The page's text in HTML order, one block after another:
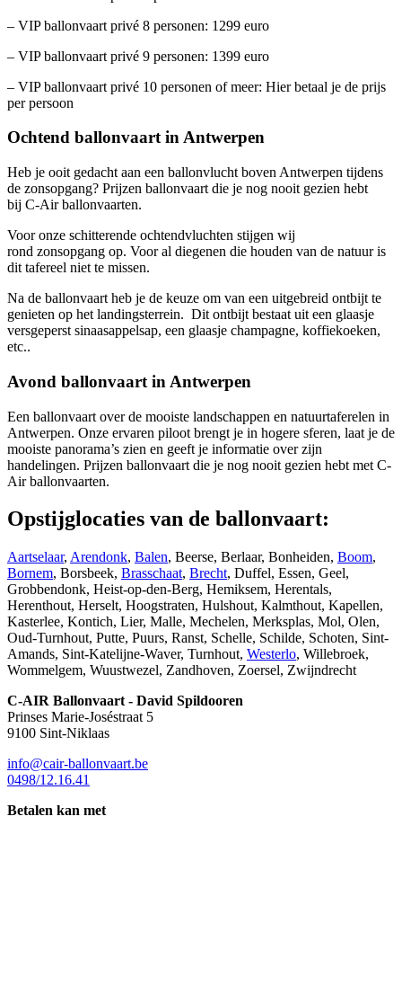
– VIP ballonvaart privé 8 personen: 1299 euro
– VIP ballonvaart privé 9 personen: 1399 euro
– VIP ballonvaart privé 10 personen of meer: Hier betaal je de prijs
per persoon
Ochtend ballonvaart in Antwerpen
Heb je ooit gedacht aan een ballonvlucht boven Antwerpen tijdens
de zonsopgang? Prijzen ballonvaart die je nog nooit gezien hebt
bij C-Air ballonvaarten.
Voor onze schitterende ochtendvluchten stijgen wij
rond zonsopgang op. Voor al diegenen die houden van de natuur is
dit tafereel niet te missen.
Na de ballonvaart heb je de keuze om van een uitgebreid ontbijt te
genieten op het landingsterrein. Dit ontbijt bestaat uit een glaasje
versgeperst sinaasappelsap, een glaasje champagne, koffiekoeken,
etc..
Avond ballonvaart in Antwerpen
Een ballonvaart over de mooiste landschappen en natuurtaferelen in
Antwerpen. Onze ervaren piloot brengt je in hogere sferen, laat je de
mooiste panorama’s zien en geeft je informatie over zijn
handelingen. Prijzen ballonvaart die je nog nooit gezien hebt met C-
Air ballonvaarten.
Opstijglocaties van de ballonvaart:
Aartselaar, Arendonk, Balen, Beerse, Berlaar, Bonheiden, Boom,
Bornem, Borsbeek, Brasschaat, Brecht, Duffel, Essen, Geel,
Grobbendonk, Heist-op-den-Berg, Hemiksem, Herentals,
Herenthout, Herselt, Hoogstraten, Hulshout, Kalmthout, Kapellen,
Kasterlee, Kontich, Lier, Malle, Mechelen, Merksplas, Mol, Olen,
Oud-Turnhout, Putte, Puurs, Ranst, Schelle, Schilde, Schoten, Sint-
Amands, Sint-Katelijne-Waver, Turnhout, Westerlo, Willebroek,
Wommelgem, Wuustwezel, Zandhoven, Zoersel, Zwijndrecht
C-AIR Ballonvaart - David Spildooren
Prinses Marie-Joséstraat 5
9100 Sint-Niklaas
info@cair-ballonvaart.be
0498/12.16.41
Betalen kan met